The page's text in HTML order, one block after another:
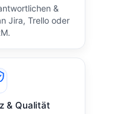
&
Jira, Trello oder
& Qualität